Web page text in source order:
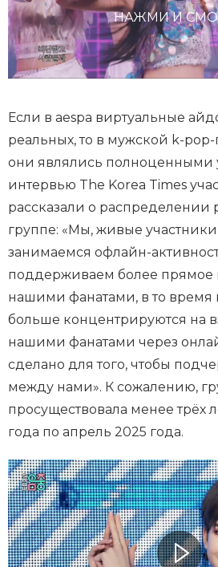
НАЖМИ И
Если в aespa виртуальные
реальных, то в мужской k-pop-
они являлись полноценными
интервью The Korea Times
рассказали о распределении
группе: «Мы, живые
занимаемся офлайн-
поддерживаем более прямое
нашими фанатами, в то
больше концентрируются на
нашими фанатами через
сделано для того, чтобы
между нами». К сожалению,
просуществовала менее трёх
года по апрель 2025 года.